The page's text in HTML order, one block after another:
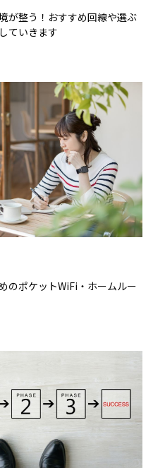
が整う！おすすめ回線や選ぶ
ていきます
のポケットWiFi・ホームルー